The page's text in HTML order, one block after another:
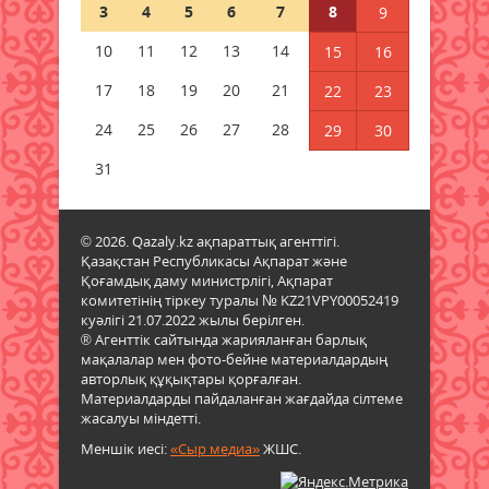
07 тамыз 2026 ж.
Дәрігер анемияның жасырын
Мемлекеттік білім гранты
иегерлерінің тізімі жария болды
07 тамыз 2026 ж. 78
Қазақстанда 589 дәрілік
препараттың бағасы төмендеді
07 тамыз 2026 ж. 81
3
4 5 6 7 8
9
10
11 12 13 14 15
16
17
18 19 20 21 22
23
24
25 26 27 28 29
30
31
© 2026. Qazaly.kz ақпараттық агенттігі.
Қазақстан Республикасы Ақпарат және
Қоғамдық даму министрлігі, Ақпарат
комитетінің тіркеу туралы № KZ21VPY00052419
куәлігі 21.07.2022 жылы берілген.
® Агенттік сайтында жарияланған барлық
мақалалар мен фото-бейне материалдардың
авторлық құқықтары қорғалған.
Материалдарды пайдаланған жағдайда сілтеме
жасалуы міндетті.
Меншік иесі:«Сыр медиа»ЖШС.